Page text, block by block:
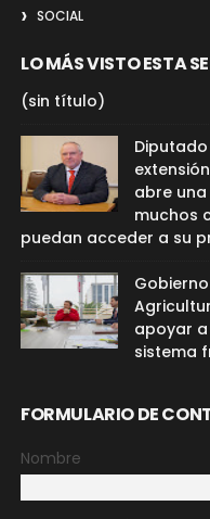
SOCIAL
LO MÁS VISTO ESTA
(sin título)
abre
muchos
puedan acceder a su
apoyar
sistema
FORMULARIO DE
Nombre